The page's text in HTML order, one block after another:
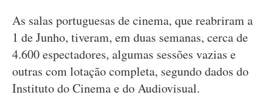
As salas portuguesas de cinema, que reabriram a
1 de Junho, tiveram, em duas semanas, cerca de
4.600 espectadores, algumas sessões vazias e
outras com lotação completa, segundo dados do
Instituto do Cinema e do Audiovisual.